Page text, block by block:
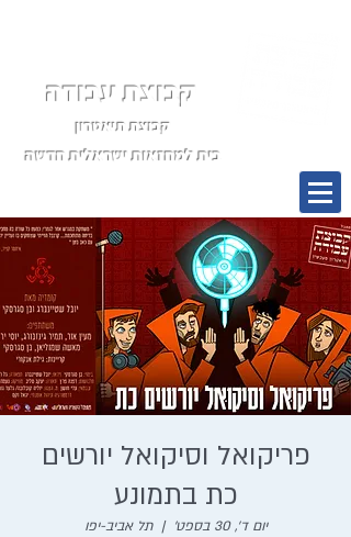
קבוצת עבודה
קבוצת תיאטרון
בית למחזאות ישראלית חדשה
תפריט
פריקואל וסיקואל יורשים
כת בתמונע
יום ד׳, 30 בספט׳
  |
תל אביב-יפו